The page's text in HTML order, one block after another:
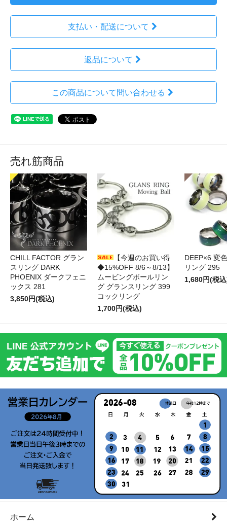
支払い・配送について
返品について
この商品について問い合わせる
売れ筋商品
CHILL FACTOR グラン
スリング DARK
PHOENIX ダークフェニ
ックス 281
3,850円(税込)
【今週のお買い得
◆15%OFF 8/6～8/13】
ムービングボールリン
グ グランスリング 399
コックリング
1,700円(税込)
DEEP×6 変
リング 295
1,680円(税
ホーム